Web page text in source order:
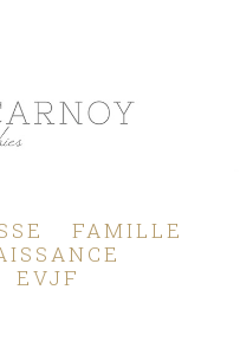
FAMILLE
EVJF